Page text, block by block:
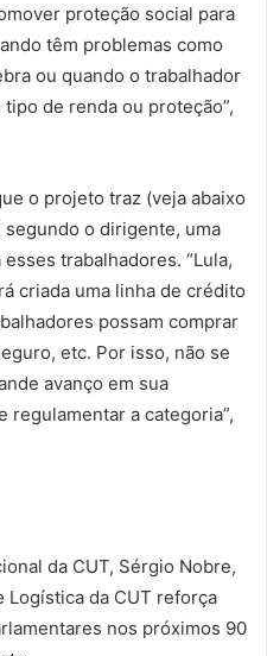
proteção social para
têm problemas como
ou quando o trabalhador
de renda ou proteção”,
o projeto traz (veja abaixo
o dirigente, uma
trabalhadores. “Lula,
criada uma linha de crédito
possam comprar
etc. Por isso, não se
avanço em sua
regulamentar a categoria”,
da CUT, Sérgio Nobre,
da CUT reforça
nos próximos 90